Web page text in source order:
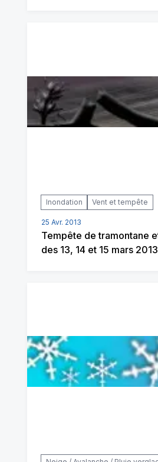
Inondation Vent et tempête
25 Avr. 2013
Tempête de tramontane
des 13, 14 et 15 mars 2013